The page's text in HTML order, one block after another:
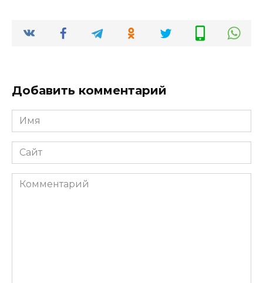
Добавить комментарий
Имя
*
Сайт
Комментарий